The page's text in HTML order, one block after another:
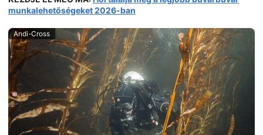
munkalehetőségeket 2026-ban
Andi-Cross